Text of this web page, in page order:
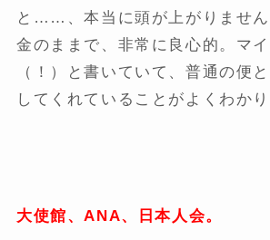
と……、本当に頭が上がりませ
金のままで、非常に良心的。マ
（！）と書いていて、普通の便
してくれていることがよくわかり
大使館、ANA、日本人会。